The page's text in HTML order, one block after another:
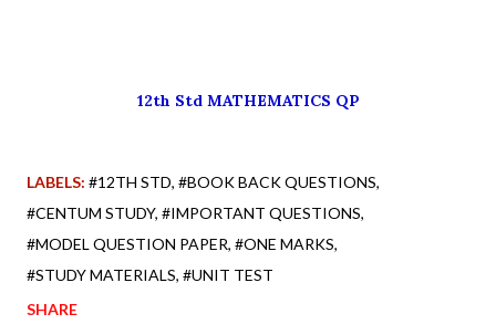
12th Std MATHEMATICS QP
LABELS: #12TH STD #BOOK BACK QUESTIONS
#CENTUM STUDY #IMPORTANT QUESTIONS
#MODEL QUESTION PAPER #ONE MARKS
#STUDY MATERIALS #UNIT TEST
SHARE